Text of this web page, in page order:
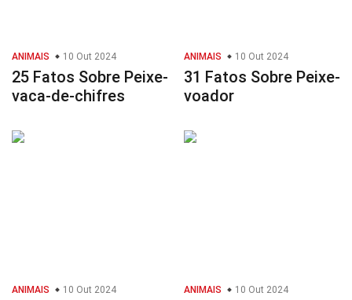
ANIMAIS 10 Out 2024
25 Fatos Sobre Peixe-
vaca-de-chifres
ANIMAIS 10 Out 2024
31 Fatos Sobre Peixe-
voador
ANIMAIS 10 Out 2024 ANIMAIS 10 Out 2024